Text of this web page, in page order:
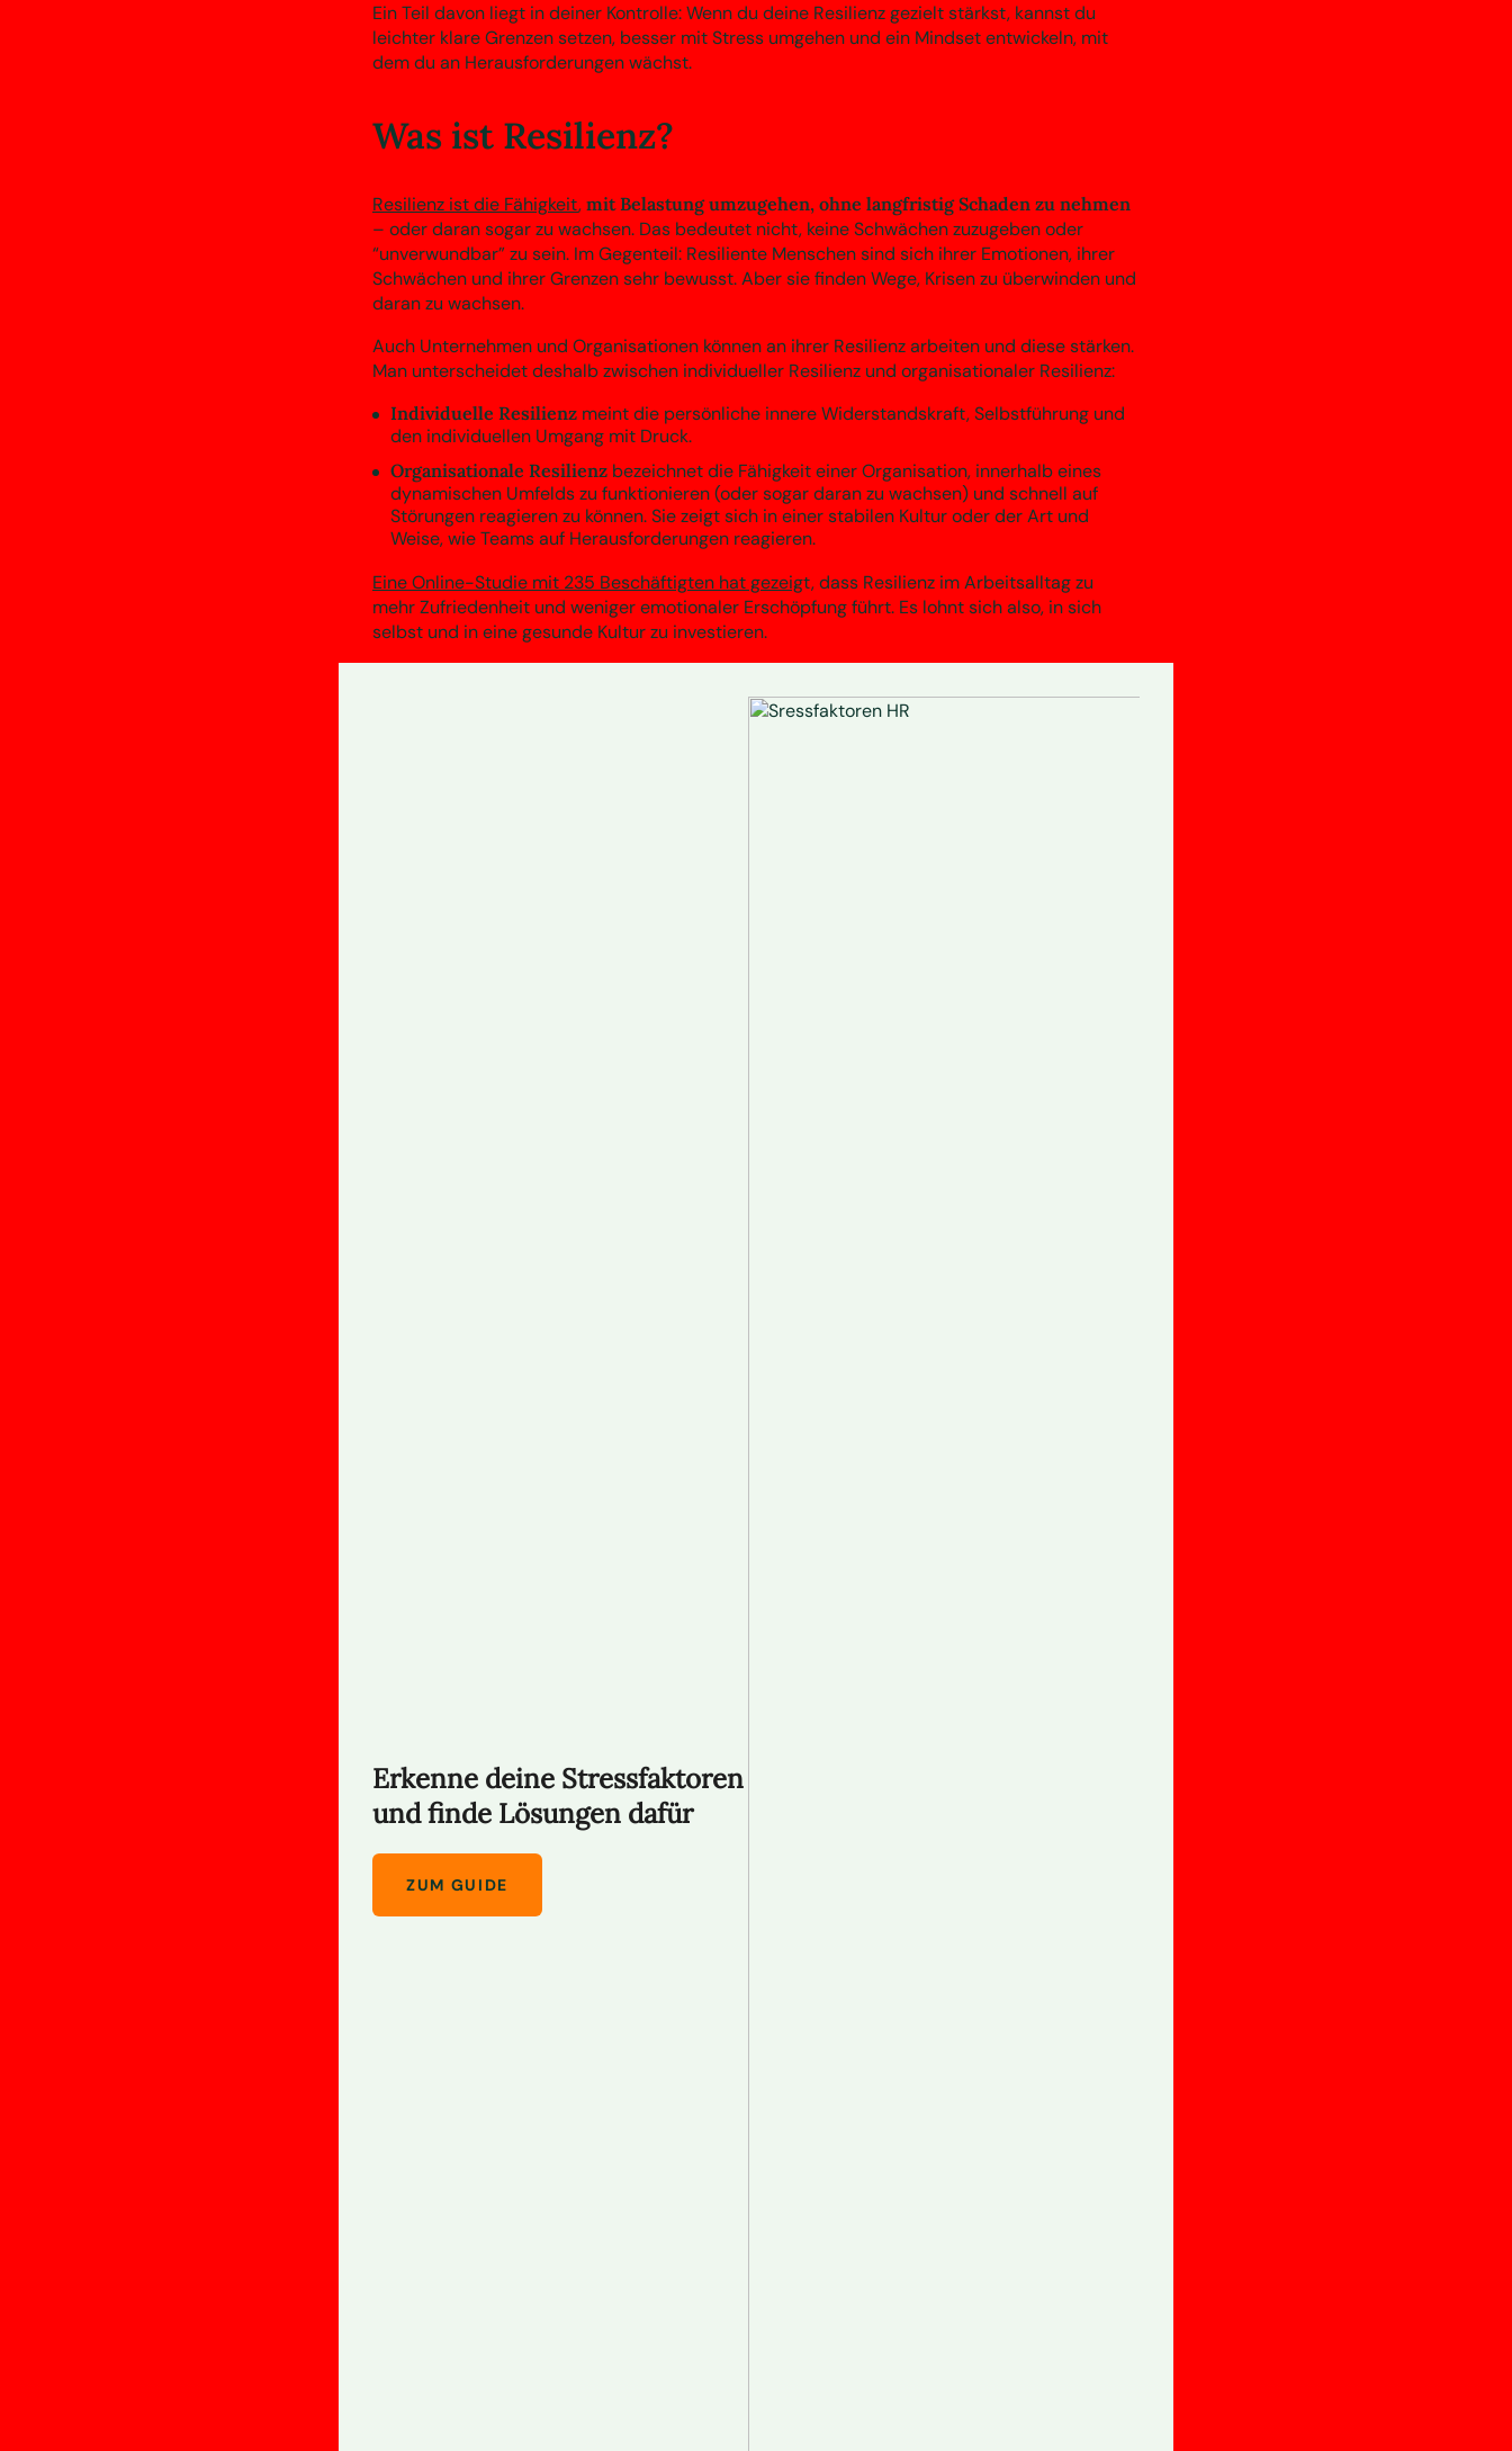
Ein Teil davon liegt in deiner Kontrolle: Wenn du deine Resilienz gezielt stärkst, kannst du
leichter klare Grenzen setzen, besser mit Stress umgehen und ein Mindset entwickeln, mit
dem du an Herausforderungen wächst.
Was ist Resilienz?
Resilienz ist die Fähigkeit, mit Belastung umzugehen, ohne langfristig Schaden zu nehmen
– oder daran sogar zu wachsen. Das bedeutet nicht, keine Schwächen zuzugeben oder
“unverwundbar” zu sein. Im Gegenteil: Resiliente Menschen sind sich ihrer Emotionen, ihrer
Schwächen und ihrer Grenzen sehr bewusst. Aber sie finden Wege, Krisen zu überwinden und
daran zu wachsen.
Auch Unternehmen und Organisationen können an ihrer Resilienz arbeiten und diese stärken.
Man unterscheidet deshalb zwischen individueller Resilienz und organisationaler Resilienz:
Individuelle Resilienz meint die persönliche innere Widerstandskraft, Selbstführung und
den individuellen Umgang mit Druck.
Organisationale Resilienz bezeichnet die Fähigkeit einer Organisation, innerhalb eines
dynamischen Umfelds zu funktionieren (oder sogar daran zu wachsen) und schnell auf
Störungen reagieren zu können. Sie zeigt sich in einer stabilen Kultur oder der Art und
Weise, wie Teams auf Herausforderungen reagieren.
Eine Online-Studie mit 235 Beschäftigten hat gezeigt, dass Resilienz im Arbeitsalltag zu
mehr Zufriedenheit und weniger emotionaler Erschöpfung führt. Es lohnt sich also, in sich
selbst und in eine gesunde Kultur zu investieren.
Erkenne deine Stressfaktoren
und finde Lösungen dafür
ZUM GUIDE